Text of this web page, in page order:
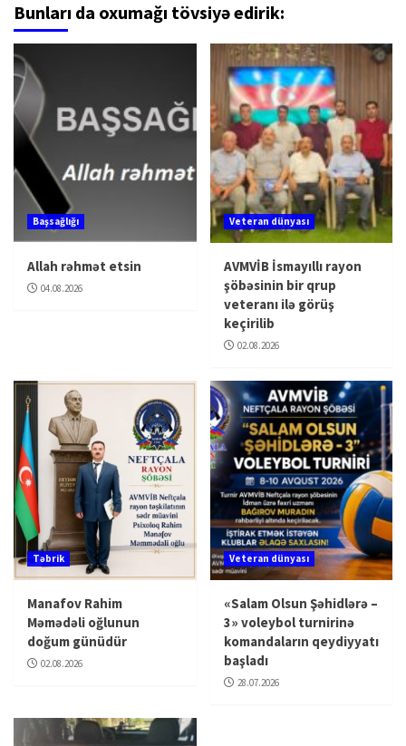
Bunları da oxumağı tövsiyə edirik:
Başsağlığı
Allah rəhmət etsin
04.08.2026
Veteran dünyası
AVMVİB İsmayıllı rayon
şöbəsinin bir qrup
veteranı ilə görüş
keçirilib
02.08.2026
Təbrik
Manafov Rahim
Məmədəli oğlunun
doğum günüdür
02.08.2026
Veteran dünyası
«Salam Olsun Şəhidlərə –
3» voleybol turnirinə
komandaların qeydiyyatı
başladı
28.07.2026